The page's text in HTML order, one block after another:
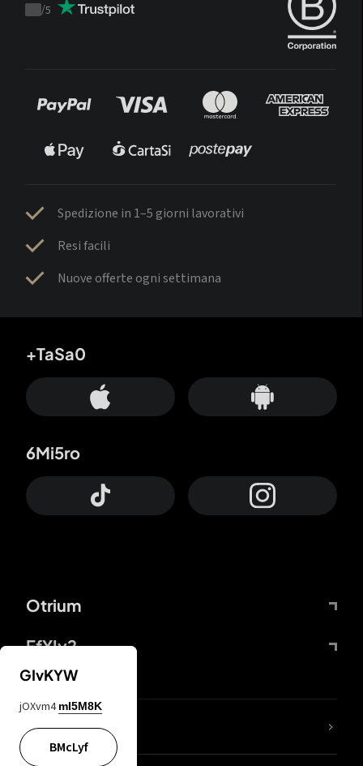
Trustpilot
/5
Spedizione in 1–5 giorni lavorativi
Resi facili
Nuove offerte ogni settimana
Otrium
FfYIy2
+TaSa0
6Mi5ro
Lj7sBL
GIvKYW
jOXvm4 mI5M8K
BMcLyf